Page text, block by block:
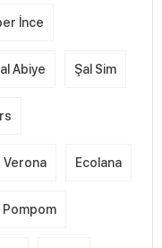
İnce
Abiye Şal Sim
Verona Ecolana
Pompom